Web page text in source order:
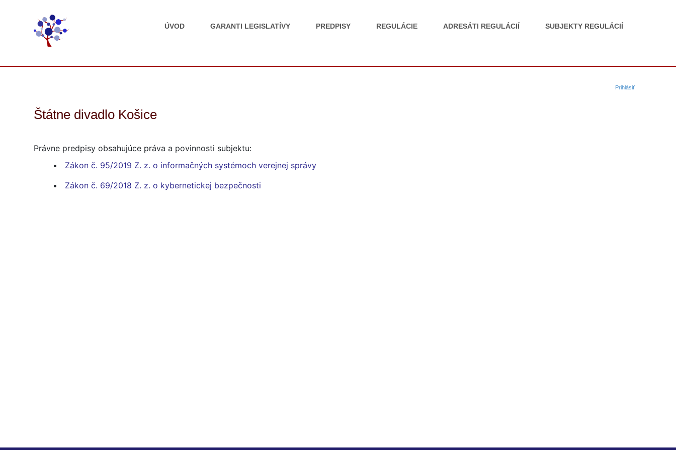
ÚVOD GARANTI LEGISLATÍVY PREDPISY REGULÁCIE ADRESÁTI REGULÁCIÍ SUBJEKTY REGULÁCIÍ
Prihlásiť
Štátne divadlo Košice
Právne predpisy obsahujúce práva a povinnosti subjektu:
Zákon č. 95/2019 Z. z. o informačných systémoch verejnej správy
Zákon č. 69/2018 Z. z. o kybernetickej bezpečnosti